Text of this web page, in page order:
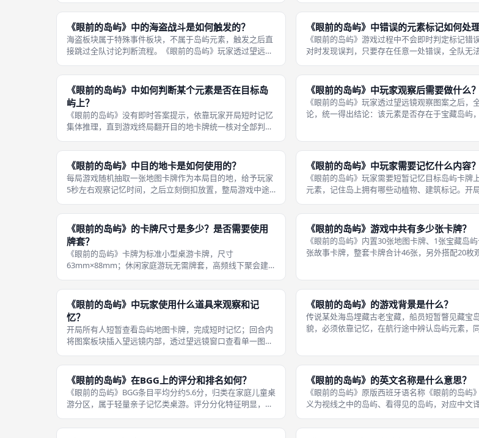
直接断送队伍生存空间。 该标记仅在困难变体中启用，标准
入门游戏建议移除双海盗板块，降
共同承担风险。连续遭遇海盗并且
《眼前的岛屿》中的海盗战斗是如何触发的？
海盗板块属于特殊事件板块，不属于岛屿元素，触发之后直
接跳过全队讨论判断流程。《眼前的岛屿》玩家透过望远镜
环节，不再进行元素判断。 海盗袭击是队伍主要压力来源，
随机出现增加对局不确定性。观察
《眼前的岛屿》中错误的元素标记如何处理
《眼前的岛屿》游戏过程中不会即时判定标记错
对时发现误判，只要存在任意一处错误，全队无
后续推理方向，增加后续判断难度。 本作没有设
分、损失船帆的惩罚，负面影响体现
《眼前的岛屿》中如何判断某个元素是否在目标岛
屿上？
《眼前的岛屿》没有即时答案提示，依靠玩家开局短时记忆
集体推理，直到游戏终局翻开目的地卡牌统一核对全部判
累到最后一次性结算。 观察元素之后，只能依靠所有人脑海
里留存的岛屿画面讨论，主持人不能
《眼前的岛屿》中玩家观察后需要做什么？
《眼前的岛屿》玩家透过望远镜观察图案之后，
论，统一得出结论：该元素是否存在于宝藏岛屿
只可以在版图向前移动一格，下一
《眼前的岛屿》中目的地卡是如何使用的？
每局游戏随机抽取一张地图卡牌作为本局目的地，给予玩家
5秒左右观察记忆时间，之后立刻倒扣放置，整局游戏中途
卡牌，开局短暂展示供全队记忆，随后翻面隐藏，游戏终局
翻开核对所有判断。 所有望远镜观
《眼前的岛屿》中玩家需要记忆什么内容？
《眼前的岛屿》玩家需要短暂记忆目标岛屿卡牌
元素，记住岛上拥有哪些动植物、建筑标记。开
翻看。 后续透过望远镜看到任意图案，依靠记忆
是否在这座岛屿之上。不同难度岛
《眼前的岛屿》的卡牌尺寸是多少？是否需要使用
牌套？
《眼前的岛屿》卡牌为标准小型桌游卡牌，尺寸
63mm×88mm；休闲家庭游玩无需牌套，高频线下聚会建
耗速度高于其余卡牌，如果长期在成都桌游聚会流通，加装
牌套能够延长使用寿命。 卡牌使用铜版纸
《眼前的岛屿》游戏中共有多少张卡牌？
《眼前的岛屿》内置30张地图卡牌、1张宝藏岛
张故事卡牌，整套卡牌合计46张，另外搭配20枚
开局抽取，朗读简短海
《眼前的岛屿》中玩家使用什么道具来观察和记
忆？
开局所有人短暂查看岛屿地图卡牌，完成短时记忆；回合内
将图案板块插入望远镜内部，透过望远镜窗口查看单一图案
靠专属纸质望远镜、图案观察板块、岛屿地图卡牌完成观察
与记忆，搭配船只、标记配件记录判
《眼前的岛屿》的游戏背景是什么？
传说某处海岛埋藏古老宝藏，船员短暂瞥见藏宝
貌，必须依靠记忆，在航行途中辨认岛屿元素，
岛屿。 游戏盒内附带多张故事卡牌，
《眼前的岛屿》在BGG上的评分和排名如何？
《眼前的岛屿》BGG条目平均分约5.6分，归类在家庭儿童桌
游分区，属于轻量亲子记忆类桌游。评分分化特征明显，亲
对孩童的吸引力；重度策略桌游爱好者评分偏低，认为玩法
《眼前的岛屿》的英文名称是什么意思？
《眼前的岛屿》原版西班牙语名称《眼前的岛屿
义为视线之中的岛屿、看得见的岛屿，对应中文
场景，和海盗航海寻宝主题高度契合。 Isla代表